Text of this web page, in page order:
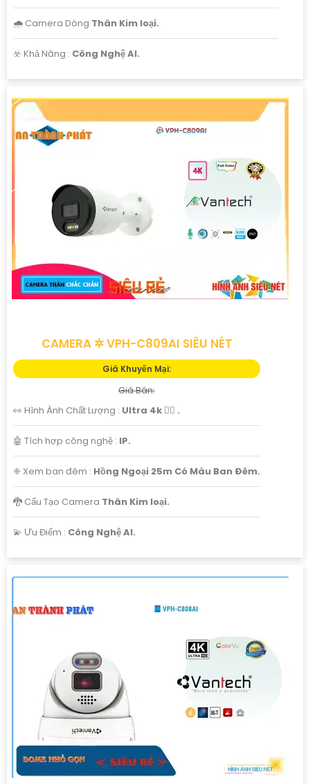
🌧️ Camera Dòng Thân Kim loại.
️☣️ Khả Năng : Công Nghệ AI.
CAMERA ✲ VPH-C809AI SIÊU NÉT
Giá Khuyến Mại:
Giá Bán:
👀 Hình Ành Chất Lượng : Ultra 4k 👍🏾 .
🤖️ Tích hợp công nghệ : IP.
❈ Xem ban đêm : Hồng Ngoại 25m Có Màu Ban Ðêm.
🐉️ Cấu Tạo Camera Thân Kim loại.
️💫 Ưu Điểm : Công Nghệ AI.